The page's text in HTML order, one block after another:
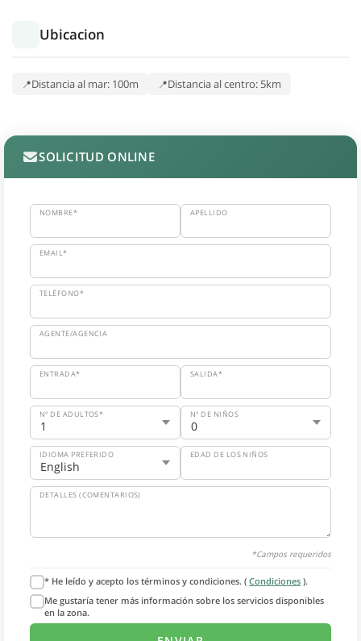
Ubicacion
Distancia al mar: 100m Distancia al centro: 5km
SOLICITUD ONLINE
NOMBRE* APELLIDO
EMAIL*
TELÉFONO*
AGENTE/AGENCIA
ENTRADA* SALIDA*
Nº DE ADULTOS* Nº DE NIÑOS
IDIOMA PREFERIDO EDAD DE LOS NIÑOS
DETALLES (COMENTARIOS)
*Campos requeridos
* He leído y acepto los términos y condiciones. ( Condiciones ).
Me gustaría tener más información sobre los servicios disponibles
en la zona.